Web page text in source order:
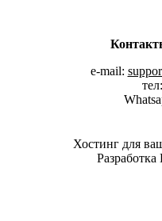
e-mail:
Хостинг для